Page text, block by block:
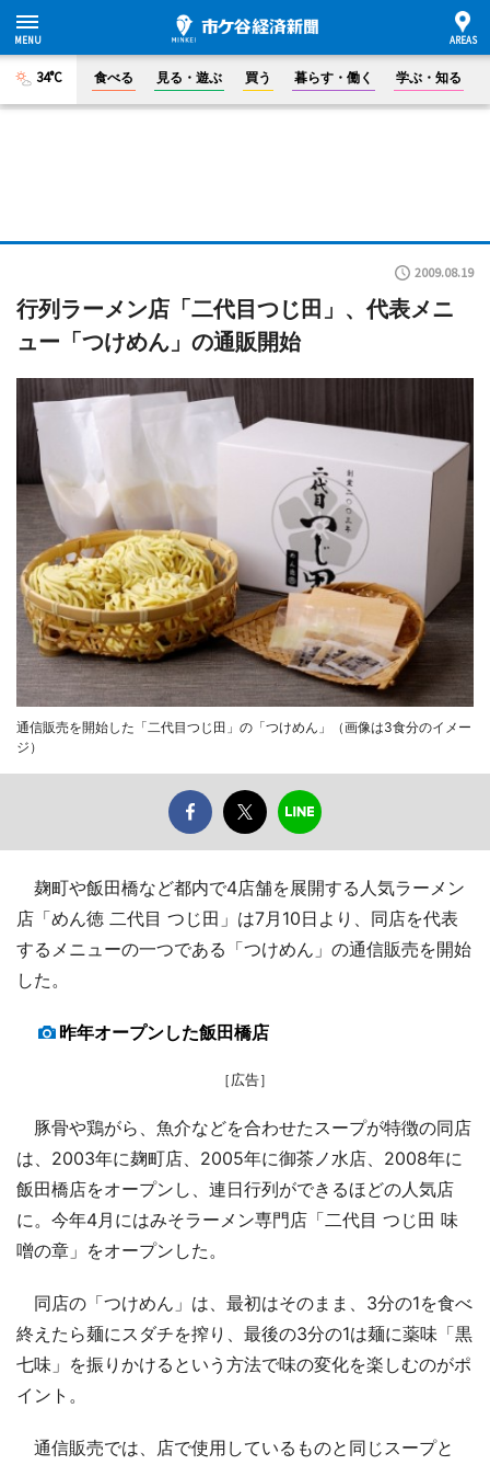
34°C 食べる 見る・遊ぶ 買う 暮らす・働く 学ぶ・知る
2009.08.19
行列ラーメン店「二代目つじ田」、代表メニ
ュー「つけめん」の通販開始
通信販売を開始した「二代目つじ田」の「つけめん」（画像は3食分のイメー
ジ）
麹町や飯田橋など都内で4店舗を展開する人気ラーメン
店「めん徳 二代目 つじ田」は7月10日より、同店を代表
するメニューの一つである「つけめん」の通信販売を開始
した。
昨年オープンした飯田橋店
［広告］
豚骨や鶏がら、魚介などを合わせたスープが特徴の同店
は、2003年に麹町店、2005年に御茶ノ水店、2008年に
飯田橋店をオープンし、連日行列ができるほどの人気店
に。今年4月にはみそラーメン専門店「二代目 つじ田 味
噌の章」をオープンした。
同店の「つけめん」は、最初はそのまま、3分の1を食べ
終えたら麺にスダチを搾り、最後の3分の1は麺に薬味「黒
七味」を振りかけるという方法で味の変化を楽しむのがポ
イント。
通信販売では、店で使用しているものと同じスープと